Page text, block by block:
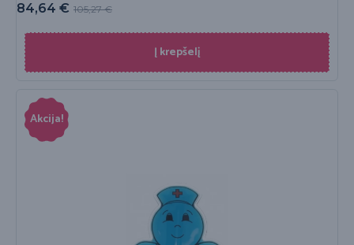
105,27€
84,64 €
Į krepšelį
Akcija!